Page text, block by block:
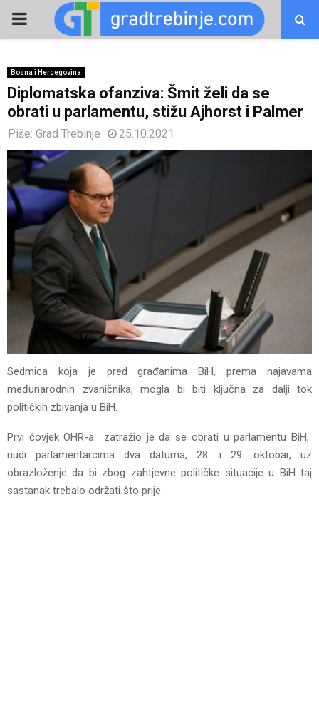
PRIMARY
Bosna i Hercegovina
Diplomatska ofanziva: Šmit želi da se
obrati u parlamentu, stižu Ajhorst i Palmer
Piše: Grad Trebinje 25.10.2021
Sedmica koja je pred građanima BiH, prema najavama
međunarodnih zvaničnika, mogla bi biti ključna za dalji tok
političkih zbivanja u BiH.
Prvi čovjek OHR-a zatražio je da se obrati u parlamentu BiH,
nudi parlamentarcima dva datuma, 28. i 29. oktobar, uz
obrazloženje da bi zbog zahtjevne političke situacije u BiH taj
sastanak trebalo održati što prije.